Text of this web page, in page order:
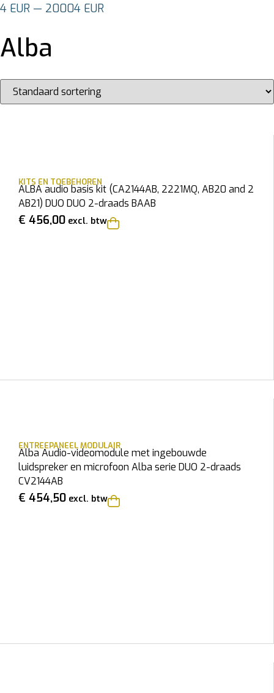
4 EUR — 20004 EUR
Alba
KITS EN TOEBEHOREN
ALBA audio basis kit (CA2144AB, 2221MQ, AB20 and 2
AB21) DUO DUO 2-draads BAAB
€ 456,00 excl. btw
ENTREEPANEEL MODULAIR
Alba Audio-videomodule met ingebouwde
luidspreker en microfoon Alba serie DUO 2-draads
CV2144AB
€ 454,50 excl. btw